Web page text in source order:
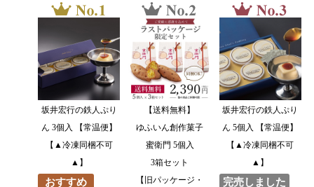
坂井宏行の鉄人ぷり
ん 3個入 【常温便】
【▲冷凍同梱不可
▲】
おすすめ
【送料無料】
ゆふいん創作菓子
蜜衛門 5個入
3箱セット
【旧パッケージ・
坂井宏行の鉄人ぷり
ん 5個入 【常温便】
【▲冷凍同梱不可
▲】
完売しました